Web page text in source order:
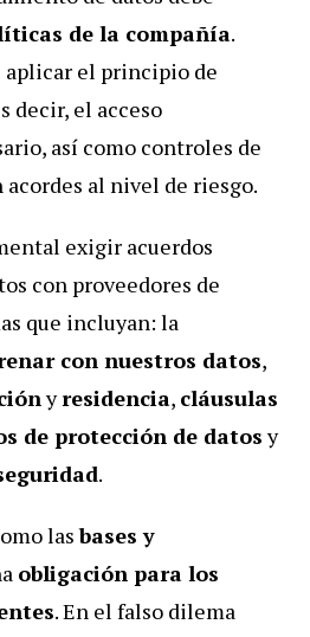
de la compañía.
aplicar el principio de
decir, el acceso
así como controles de
al nivel de riesgo.
exigir acuerdos
con proveedores de
que incluyan: la
con nuestros datos,
yresidencia, cláusulas
de protección de datosy
.
lasbases y
obligación para los
. En el falso dilema